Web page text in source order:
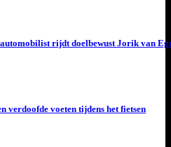
automobilist rijdt doelbewust Jorik van
verdoofde voeten tijdens het fietsen